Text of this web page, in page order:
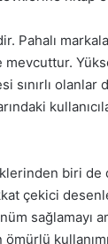
Pahalı
olanlar
biri
çekici
sağlamayı